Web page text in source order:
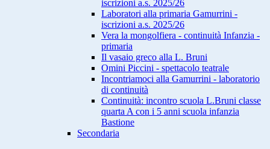
iscrizioni a.s. 2025/26
Laboratori alla primaria Gamurrini -
iscrizioni a.s. 2025/26
Vera la mongolfiera - continuità Infanzia -
primaria
Il vasaio greco alla L. Bruni
Omini Piccini - spettacolo teatrale
Incontriamoci alla Gamurrini - laboratorio
di continuità
Continuità: incontro scuola L.Bruni classe
quarta A con i 5 anni scuola infanzia
Bastione
Secondaria